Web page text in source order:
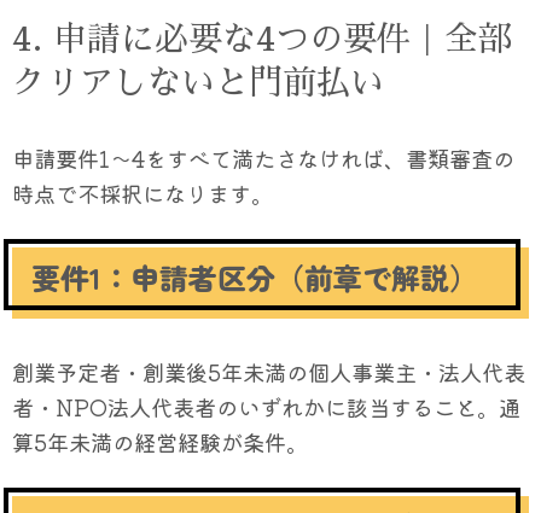
4. 申請に必要な4つの要件｜全部
クリアしないと門前払い
申請要件1〜4をすべて満たさなければ、書類審査の
時点で不採択になります。
要件1：申請者区分（前章で解説）
創業予定者・創業後5年未満の個人事業主・法人代表
者・NPO法人代表者のいずれかに該当すること。通
算5年未満の経営経験が条件。